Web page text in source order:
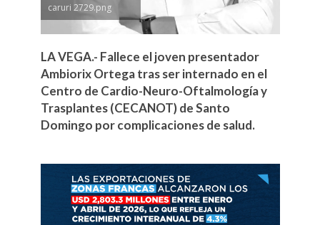
caruri 2729.png
LA VEGA.- Fallece el joven presentador
Ambiorix Ortega tras ser internado en el
Centro de Cardio-Neuro-Oftalmología y
Trasplantes (CECANOT) de Santo
Domingo por complicaciones de salud.